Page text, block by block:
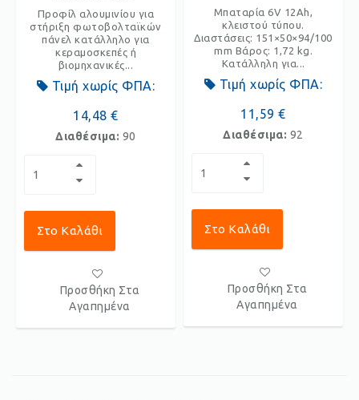
Προφίλ αλουμινίου για
στήριξη φωτοβολταϊκών
πάνελ κατάλληλο για
κεραμοσκεπές ή
βιομηχανικές...
Τιμή χωρίς ΦΠΑ:
14,48 €
Διαθέσιμα: 90
Στο Καλάθι
Προσθήκη Στα
Αγαπημένα
Μπαταρία 6V 12Ah,
κλειστού τύπου.
Διαστάσεις: 151×50×94/100
mm Βάρος: 1,72 kg.
Κατάλληλη για...
Τιμή χωρίς ΦΠΑ:
11,59 €
Διαθέσιμα: 92
Στο Καλάθι
Προσθήκη Στα
Αγαπημένα